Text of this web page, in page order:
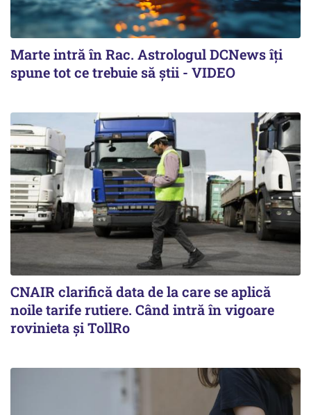
Marte intră în Rac. Astrologul DCNews îți
spune tot ce trebuie să știi - VIDEO
CNAIR clarifică data de la care se aplică
noile tarife rutiere. Când intră în vigoare
rovinieta și TollRo